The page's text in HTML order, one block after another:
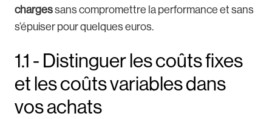
chargessans compromettre la performance et sans
s’épuiser pour quelques euros.
1.1 - Distinguer les coûts fixes
et les coûts variables dans
vos achats